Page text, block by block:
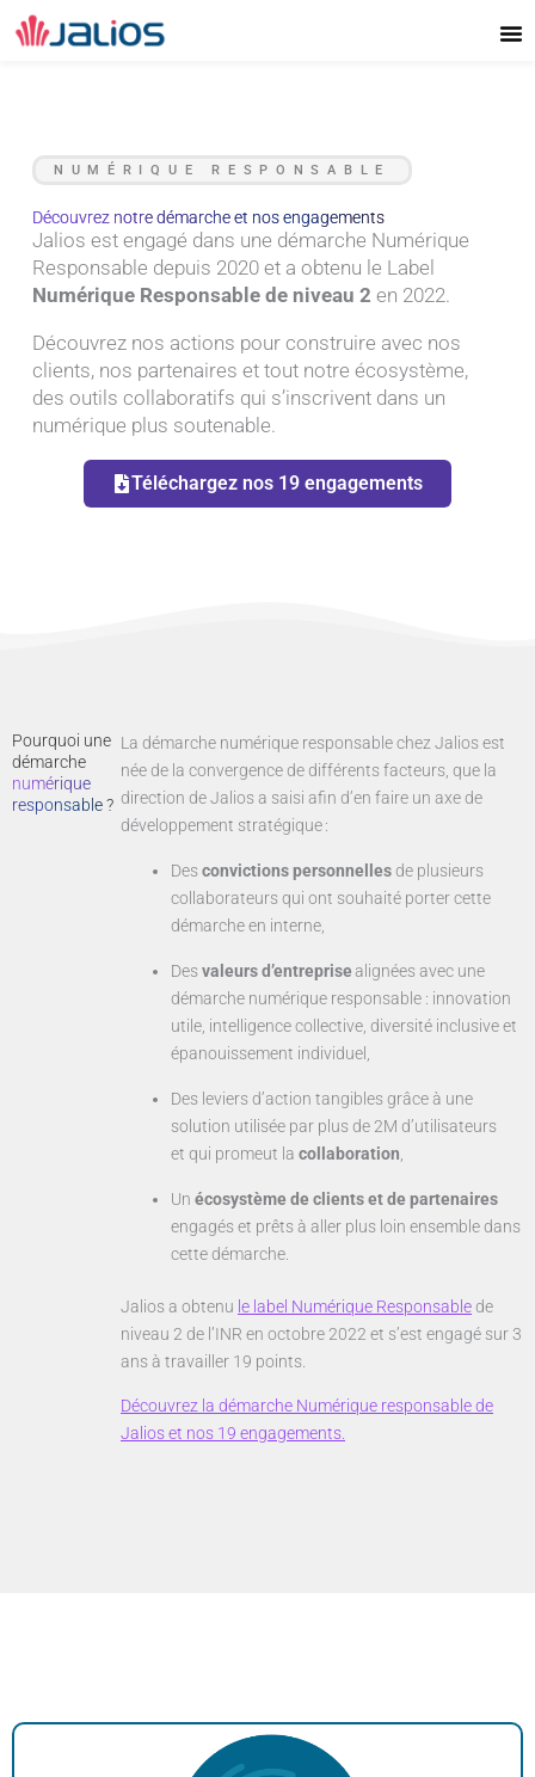
Aller
au
NUMÉRIQUE RESPONSABLE
Découvrez notre démarche et nos engagements
Jalios est engagé dans une démarche Numérique
Responsable depuis 2020 et a obtenu le Label
Numérique Responsable de niveau 2 en 2022.
Découvrez nos actions pour construire avec nos
clients, nos partenaires et tout notre écosystème,
des outils collaboratifs qui s’inscrivent dans un
numérique plus soutenable.
Téléchargez nos 19 engagements
Pourquoi une
démarche
numérique
responsable?
La démarche numérique responsable chez Jalios est
née de la convergence de différents facteurs, que la
direction de Jalios a saisi afin d’en faire un axe de
développement stratégique :
Desconvictions personnellesde plusieurs
collaborateurs qui ont souhaité porter cette
démarche en interne,
Desvaleurs d’entreprisealignées avec une
démarche numérique responsable : innovation
utile, intelligence collective, diversité inclusive et
épanouissement individuel,
Des leviers d’action tangibles grâce à une
solution utilisée par plus de 2M d’utilisateurs
et qui promeut lacollaboration,
Un écosystème de clients et de partenaires
engagés et prêts à aller plus loin ensemble dans
cette démarche.
Jalios a obtenu le label Numérique Responsablede
niveau 2 de l’INR en octobre 2022 et s’est engagé sur 3
ans à travailler 19 points.
Découvrez la démarche Numérique responsable de
Jalios et nos 19 engagements.